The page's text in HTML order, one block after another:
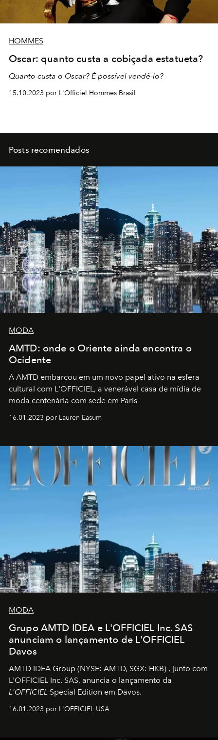
HOMMES
Oscar: quanto custa a cobiçada estatueta?
Quanto custa o Oscar? É possível vendê-lo?
15.10.2023 por L'Officiel Hommes Brasil
Posts recomendados
MODA
AMTD: onde o Oriente ainda encontra o
Ocidente
A AMTD embarcou em um novo papel ativo na esfera
cultural com L'OFFICIEL, a venerável casa de mídia de
moda centenária com sede em Paris
16.01.2023 por Lauren Easum
MODA
Grupo AMTD IDEA e L'OFFICIEL Inc. SAS
anunciam o lançamento de L'OFFICIEL
Davos
AMTD IDEA Group (NYSE: AMTD, SGX: HKB) , junto com
L'OFFICIEL Inc. SAS, anuncia o lançamento da
L'OFFICIEL Special Edition em Davos.
16.01.2023 por L'OFFICIEL USA